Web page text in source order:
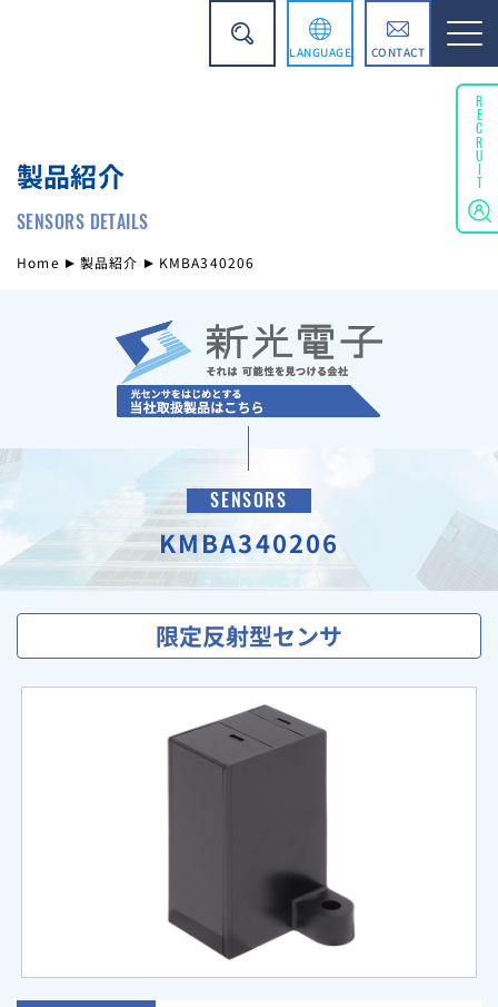
LANGUAGE CONTACT
製品紹介
SENSORS DETAILS
Home 製品紹介 KMBA340206
SENSORS
KMBA340206
限定反射型センサ
RECRUIT